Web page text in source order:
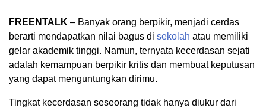
FREENTALK – Banyak orang berpikir, menjadi cerdas
berarti mendapatkan nilai bagus di sekolah atau memiliki
gelar akademik tinggi. Namun, ternyata kecerdasan sejati
adalah kemampuan berpikir kritis dan membuat keputusan
yang dapat menguntungkan dirimu.
Tingkat kecerdasan seseorang tidak hanya diukur dari